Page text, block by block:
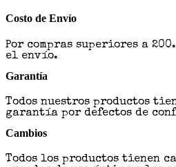
Costo de Envío
Por compras superiores a
el envío.
Garantía
Todos nuestros productos
garantía por defectos de
Cambios
Todos los productos tienen